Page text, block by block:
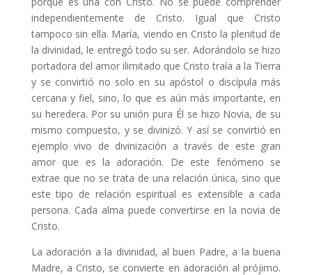
independientemente de Cristo. Igual que Cristo
tampoco sin ella. María, viendo en Cristo la plenitud de
la divinidad, le entregó todo su ser. Adorándolo se hizo
portadora del amor ilimitado que Cristo traía a la Tierra
y se convirtió no solo en su apóstol o discípula más
cercana y fiel, sino, lo que es aún más importante, en
su heredera. Por su unión pura Él se hizo Novia, de su
mismo compuesto, y se divinizó. Y así se convirtió en
ejemplo vivo de divinización a través de este gran
amor que es la adoración. De este fenómeno se
extrae que no se trata de una relación única, sino que
este tipo de relación espiritual es extensible a cada
persona. Cada alma puede convertirse en la novia de
Cristo.
La adoración a la divinidad, al buen Padre, a la buena
Madre, a Cristo, se convierte en adoración al prójimo.